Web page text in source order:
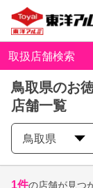
取扱店舗検索
鳥取県のお
店舗一覧
鳥取県
1件の店舗が見つ